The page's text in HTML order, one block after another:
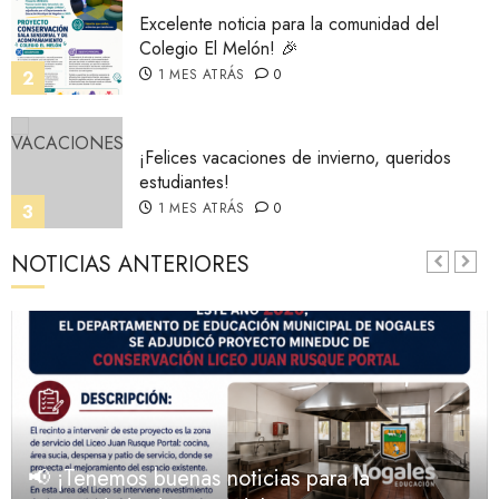
2
Excelente noticia para la comunidad del
Colegio El Melón! 🎉
1 MES ATRÁS 0
3
¡Felices vacaciones de invierno, queridos
estudiantes!
1 MES ATRÁS 0
Provincial a la Escuela La Peña
2 MESES ATRÁS 0
5
Visita a Capacitación FOCUS en Colegio El
Melón
2 MESES ATRÁS 0
NOTICIAS ANTERIORES
📢 ¡Tenemos buenas noticias para la